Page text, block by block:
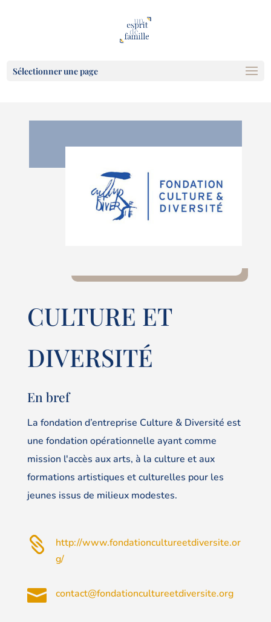
Sélectionner une page
CULTURE ET
DIVERSITÉ
En bref
La fondation d’entreprise Culture & Diversité est
une fondation opérationnelle ayant comme
mission l'accès aux arts, à la culture et aux
formations artistiques et culturelles pour les
jeunes issus de milieux modestes.

http://www.fondationcultureetdiversite.or
g/
 contact@fondationcultureetdiversite.org